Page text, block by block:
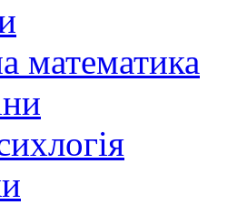
математика